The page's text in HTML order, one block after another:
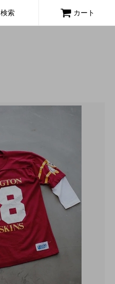
検索 カート